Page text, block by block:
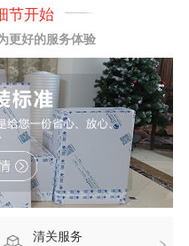
节开始
更好的服务体验
清关服务